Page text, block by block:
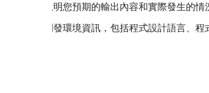
說明您預期的輸出內容和實際發生的
開發環境資訊，包括程式設計語言、程